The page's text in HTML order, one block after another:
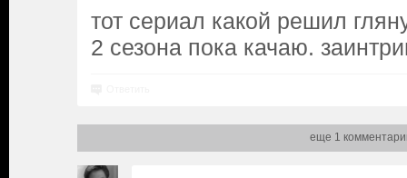
тот сериал какой решил
2 сезона пока качаю.
еще 1